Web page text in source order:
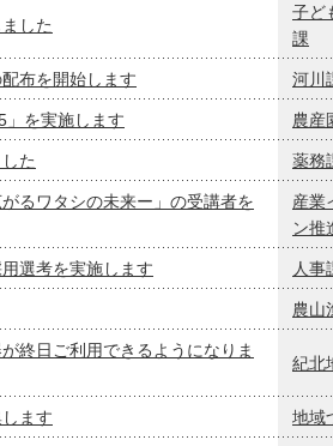
した
子ど
課
布を開始します 河川
」を実施します 農産
た 薬務
るワタシの未来ー」の受講者を
産業
ン推
選考を実施します 人事
農山
終日ご利用できるようになりま
紀北
ます 地域